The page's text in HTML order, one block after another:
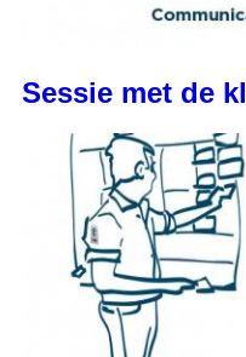
Sessie met de